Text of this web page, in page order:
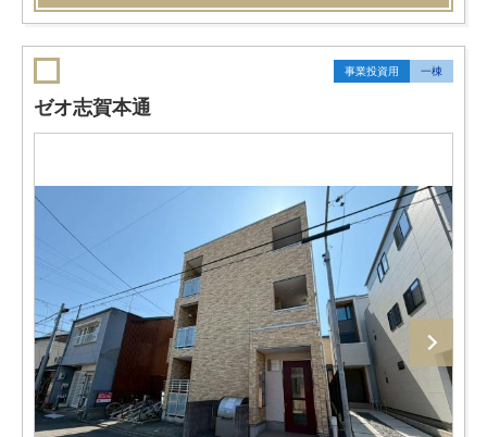
事業投資用 一棟
ゼオ志賀本通